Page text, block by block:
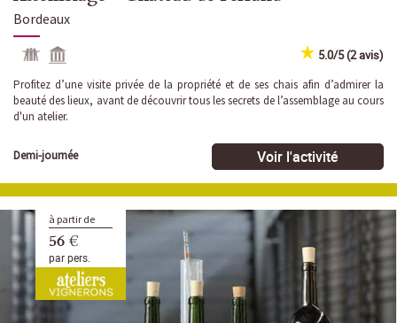
Bordeaux
5.0/5 (2 avis)
Profitez d’une visite privée de la propriété et de ses chais afin d’admirer la
beauté des lieux, avant de découvrir tous les secrets de l’assemblage au cours
d'un atelier.
Demi-journée Voir l'activité
à partir de
56 €
par pers.